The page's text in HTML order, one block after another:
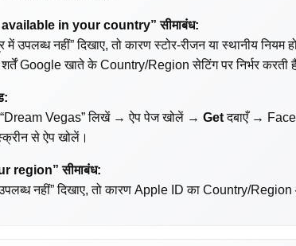
in your country” सीमाबंध:
उपलब्ध नहीं” दिखाए, तो कारण स्टोर-रीजन या स्थानीय
शर्तें Google खाते के Country/Region सेटिंग पर निर्भर करती
Vegas” लिखें → ऐप पेज खोलें →Getदबाएँ →
से ऐप खोलें।
region” सीमाबंध:
नहीं” दिखाए, तो कारण Apple ID का Country/Region